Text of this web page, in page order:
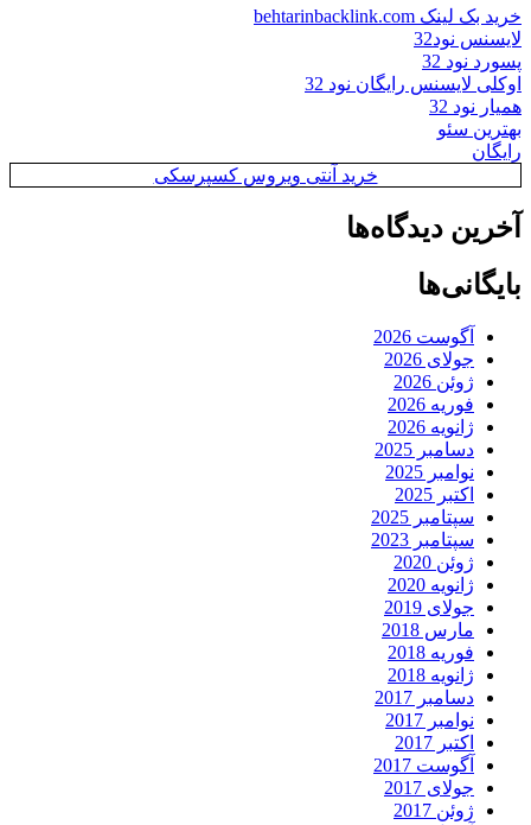
خرید بک لینک behtarinbacklink.com
لایسنس نود32
پسورد نود 32
اوکلی لایسنس رایگان نود 32
همیار نود 32
بهترین سئو
رایگان
خرید آنتی ویروس کسپرسکی
آخرین دیدگاه‌ها
بایگانی‌ها
آگوست 2026
جولای 2026
ژوئن 2026
فوریه 2026
ژانویه 2026
دسامبر 2025
نوامبر 2025
اکتبر 2025
سپتامبر 2025
سپتامبر 2023
ژوئن 2020
ژانویه 2020
جولای 2019
مارس 2018
فوریه 2018
ژانویه 2018
دسامبر 2017
نوامبر 2017
اکتبر 2017
آگوست 2017
جولای 2017
ژوئن 2017